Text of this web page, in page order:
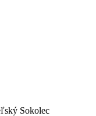
Sokolec